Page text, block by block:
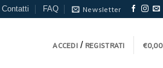
Contatti FAQ Newsletter
ACCEDI/ REGISTRATI €0,00